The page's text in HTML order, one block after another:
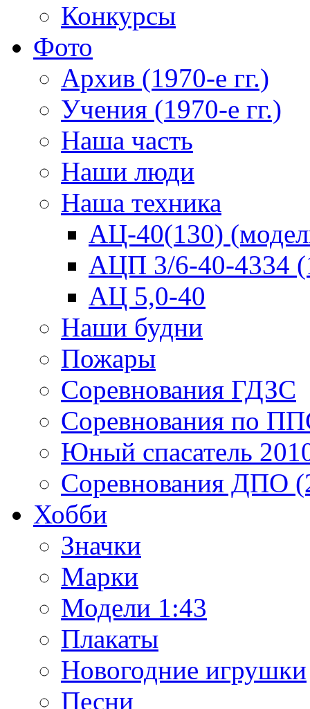
Конкурсы
Фото
Архив (1970-е гг.)
Учения (1970-е гг.)
Наша часть
Наши люди
Наша техника
АЦ-40(130)
АЦП 3/6-40-4334
АЦ 5,0-40
Наши будни
Пожары
Соревнования ГДЗС
Соревнования по
Юный спасатель
Соревнования ДПО
Хобби
Значки
Марки
Модели 1:43
Плакаты
Новогодние игрушки
Песни